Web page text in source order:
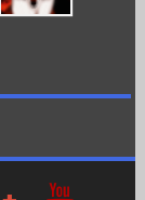
Google